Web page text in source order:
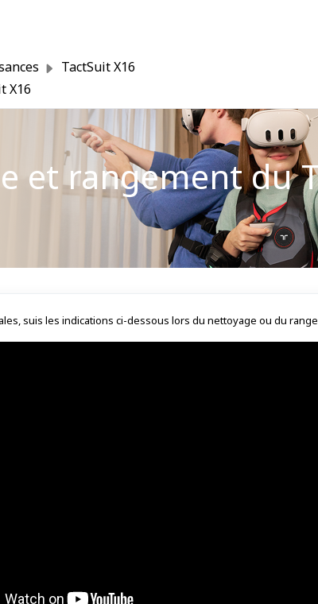
TactSuit X16
X16
et rangement du
suis les indications ci-dessous lors du nettoyage ou du